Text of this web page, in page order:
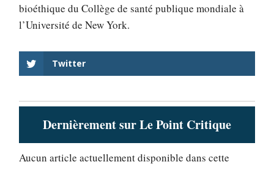
bioéthique du Collège de santé publique mondiale à
l’Université de New York.
Twitter
Dernièrement sur Le Point Critique
Aucun article actuellement disponible dans cette